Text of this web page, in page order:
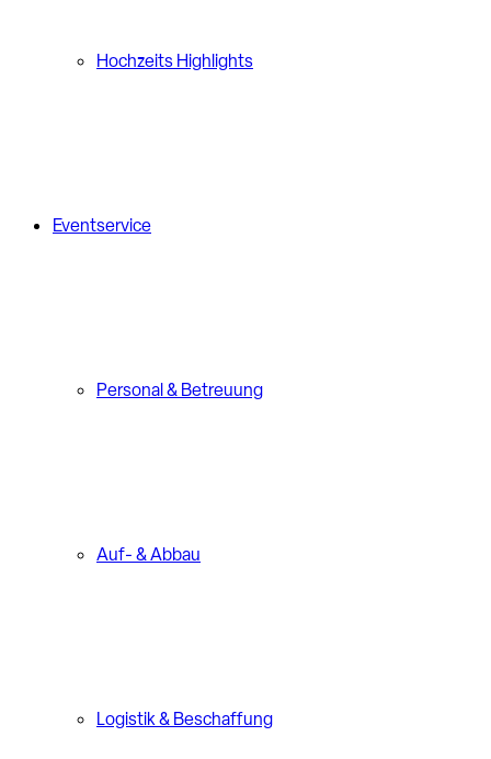
Hochzeits Highlights
Eventservice
Personal & Betreuung
Auf- & Abbau
Logistik & Beschaffung